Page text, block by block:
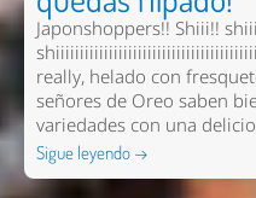
Japonshoppers!! Shiii!!
really, helado con
señores de Oreo saben
variedades con una
Sigue leyendo →